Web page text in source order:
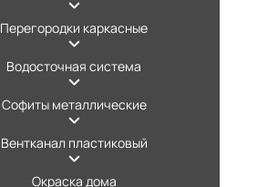
Перегородки каркасные
Водосточная система
Софиты металлические
Вентканал пластиковый
Окраска дома